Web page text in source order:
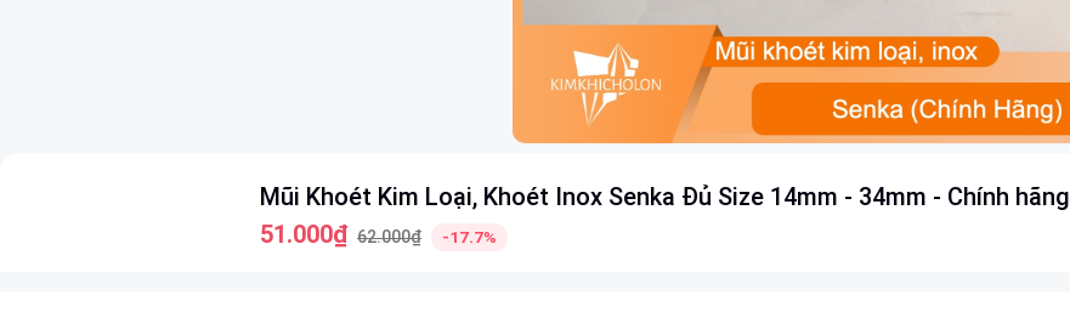
Mũi Khoét Kim Loại, Khoét Inox Senka Đủ Size 14mm - 34mm - Chính hãng
51.000₫ 62.000₫ -17.7%